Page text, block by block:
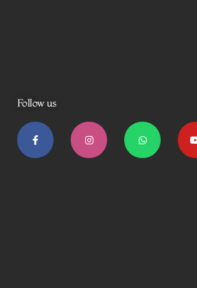
Follow us